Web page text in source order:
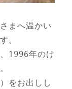
まへ温かい
。
1996年のけ
をお出しし